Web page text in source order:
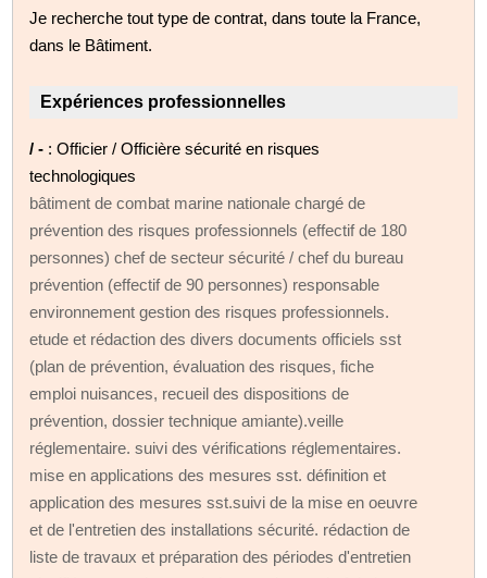
Je recherche tout type de contrat, dans toute la France,
dans le Bâtiment.
Expériences professionnelles
/ - : Officier / Officière sécurité en risques
technologiques
bâtiment de combat marine nationale chargé de
prévention des risques professionnels (effectif de 180
personnes) chef de secteur sécurité / chef du bureau
prévention (effectif de 90 personnes) responsable
environnement gestion des risques professionnels.
etude et rédaction des divers documents officiels sst
(plan de prévention, évaluation des risques, fiche
emploi nuisances, recueil des dispositions de
prévention, dossier technique amiante).veille
réglementaire. suivi des vérifications réglementaires.
mise en applications des mesures sst. définition et
application des mesures sst.suivi de la mise en oeuvre
et de l'entretien des installations sécurité. rédaction de
liste de travaux et préparation des périodes d'entretien